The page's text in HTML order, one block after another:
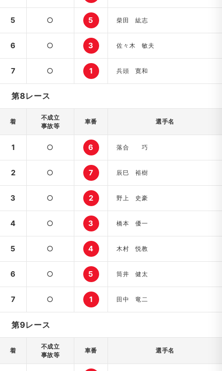
5 ○ 5 柴田 紘志
6 ○ 3 佐々木 敏夫
7 ○ 1 兵頭 寛和
第8レース
着
不成立
事故等
車番 選手名
1 ○ 6 落合 巧
2 ○ 7 辰巳 裕樹
3 ○ 2 野上 史豪
4 ○ 3 橋本 優一
5 ○ 4 木村 悦教
6 ○ 5 筒井 健太
7 ○ 1 田中 竜二
第9レース
着
不成立
事故等
車番 選手名